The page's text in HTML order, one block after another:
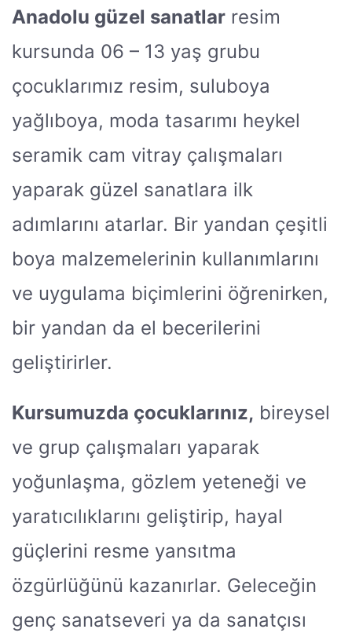
Anadolu güzel sanatlar resim
kursunda 06 – 13 yaş grubu
çocuklarımız resim, suluboya
yağlıboya, moda tasarımı heykel
seramik cam vitray çalışmaları
yaparak güzel sanatlara ilk
adımlarını atarlar. Bir yandan çeşitli
boya malzemelerinin kullanımlarını
ve uygulama biçimlerini öğrenirken,
bir yandan da el becerilerini
geliştirirler.
Kursumuzda çocuklarınız, bireysel
ve grup çalışmaları yaparak
yoğunlaşma, gözlem yeteneği ve
yaratıcılıklarını geliştirip, hayal
güçlerini resme yansıtma
özgürlüğünü kazanırlar. Geleceğin
genç sanatseveri ya da sanatçısı